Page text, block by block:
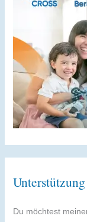
Du möchtest